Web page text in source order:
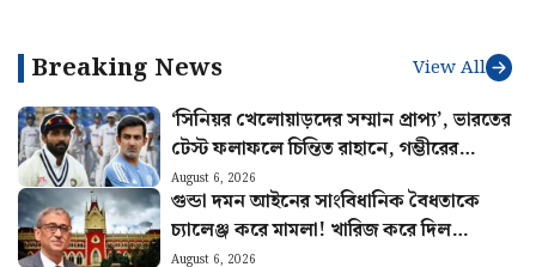
Breaking News View All
‘সিনিয়র খেলোয়াড়দের সম্মান প্রাপ্য’, ভারতের
টেস্ট ফলাফলে চিন্তিত রাহানে, গম্ভীরের
উদ্দেশ্যে বিশেষ পরামর্শ
August 6, 2026
গুন্ডা দমন আইনের সাংবিধানিক বৈধতাকে
চ্যালেঞ্জ করে মামলা! খারিজ করে দিল
হাইকোর্ট
August 6, 2026